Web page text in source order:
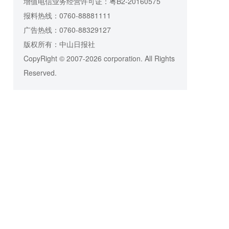
报料热线：0760-88881111
广告热线：0760-88329127
版权所有：中山日报社
CopyRight © 2007-2026 corporation. All Rights
Reserved.